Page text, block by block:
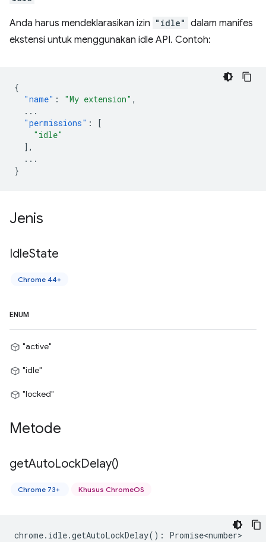
Anda harus mendeklarasikan izin "idle" dalam manifes
ekstensi untuk menggunakan idle API. Contoh:
{
"name" : "My extension" ,
...
"permissions" :
[
"idle"
],
...
}
Jenis
IdleState
Chrome 44+
ENUM
"active"
"idle"
"locked"
Metode
getAutoLockDelay()
Chrome 73+ Khusus ChromeOS
chrome. idle.getAutoLockDelay() : Promise<number>